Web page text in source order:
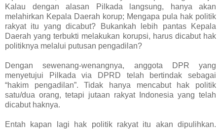
Kalau dengan alasan Pilkada langsung, hanya akan
melahirkan Kepala Daerah korup; Mengapa pula hak politik
rakyat itu yang dicabut? Bukankah lebih pantas Kepala
Daerah yang terbukti melakukan korupsi, harus dicabut hak
politiknya melalui putusan pengadilan?
Dengan sewenang-wenangnya, anggota DPR yang
menyetujui Pilkada via DPRD telah bertindak sebagai
“hakim pengadilan”. Tidak hanya mencabut hak politik
satu/dua orang, tetapi jutaan rakyat Indonesia yang telah
dicabut haknya.
Entah kapan lagi hak politik rakyat itu akan dipulihkan.